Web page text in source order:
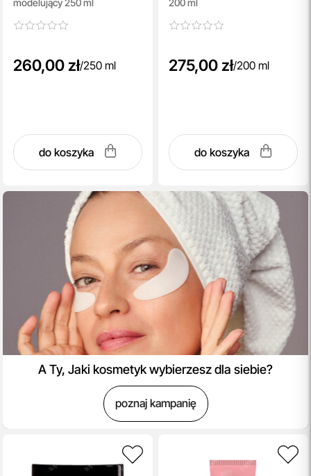
260,00 zł/250 ml
do koszyka
275,00 zł/200 ml
do koszyka
A Ty, Jaki kosmetyk wybierzesz dla siebie?
poznaj kampanię